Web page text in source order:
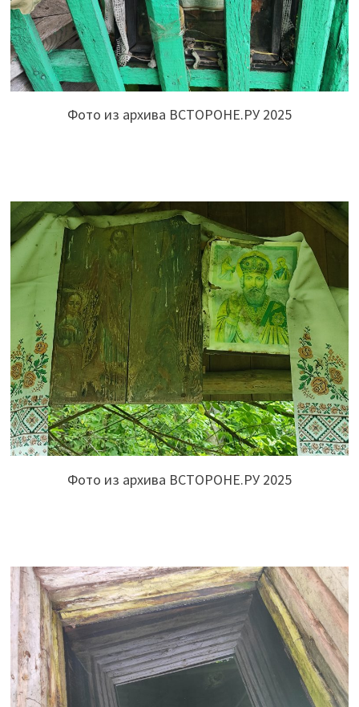
Фото из архива ВСТОРОНЕ.РУ 2025
Фото из архива ВСТОРОНЕ.РУ 2025